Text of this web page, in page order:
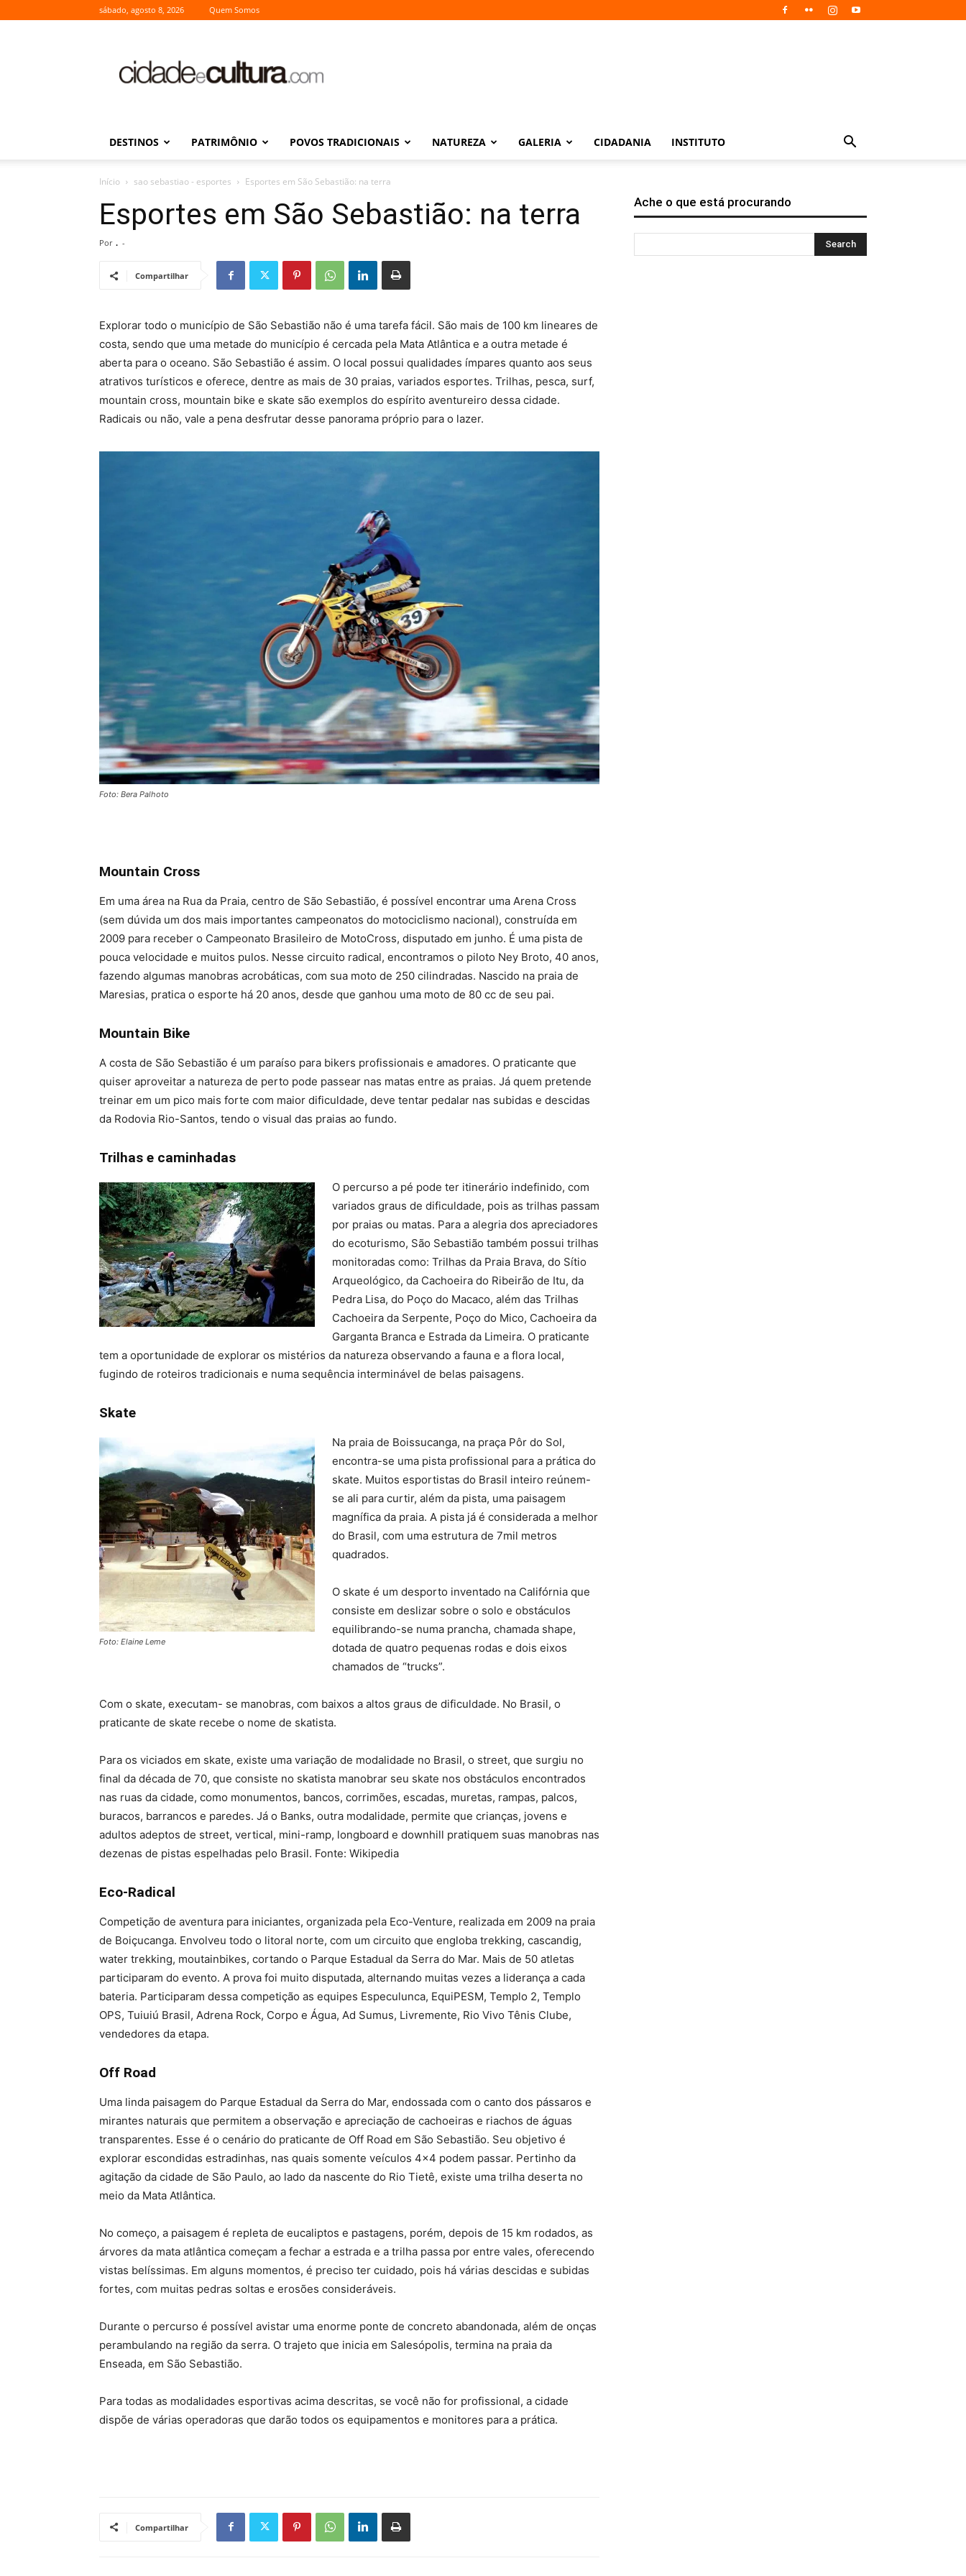
sábado, agosto 8, 2026 Quem Somos
Cultura
DESTINOS PATRIMÔNIO POVOS TRADICIONAIS NATUREZA GALERIA CIDADANIA INSTITUTO
Início sao sebastiao - esportes Esportes em São Sebastião: na terra
Esportes em São Sebastião: na terra
Por . -
Compartilhar
Explorar todo o município de São Sebastião não é uma tarefa fácil. São mais de 100 km lineares de
costa, sendo que uma metade do município é cercada pela Mata Atlântica e a outra metade é
aberta para o oceano. São Sebastião é assim. O local possui qualidades ímpares quanto aos seus
atrativos turísticos e oferece, dentre as mais de 30 praias, variados esportes. Trilhas, pesca, surf,
mountain cross, mountain bike e skate são exemplos do espírito aventureiro dessa cidade.
Radicais ou não, vale a pena desfrutar desse panorama próprio para o lazer.
Foto: Bera Palhoto
Mountain Cross
Em uma área na Rua da Praia, centro de São Sebastião, é possível encontrar uma Arena Cross
(sem dúvida um dos mais importantes campeonatos do motociclismo nacional), construída em
2009 para receber o Campeonato Brasileiro de MotoCross, disputado em junho. É uma pista de
pouca velocidade e muitos pulos. Nesse circuito radical, encontramos o piloto Ney Broto, 40 anos,
fazendo algumas manobras acrobáticas, com sua moto de 250 cilindradas. Nascido na praia de
Maresias, pratica o esporte há 20 anos, desde que ganhou uma moto de 80 cc de seu pai.
Mountain Bike
A costa de São Sebastião é um paraíso para bikers profissionais e amadores. O praticante que
quiser aproveitar a natureza de perto pode passear nas matas entre as praias. Já quem pretende
treinar em um pico mais forte com maior dificuldade, deve tentar pedalar nas subidas e descidas
da Rodovia Rio-Santos, tendo o visual das praias ao fundo.
Trilhas e caminhadas
O percurso a pé pode ter itinerário indefinido, com
variados graus de dificuldade, pois as trilhas passam
por praias ou matas. Para a alegria dos apreciadores
do ecoturismo, São Sebastião também possui trilhas
monitoradas como: Trilhas da Praia Brava, do Sítio
Arqueológico, da Cachoeira do Ribeirão de Itu, da
Pedra Lisa, do Poço do Macaco, além das Trilhas
Cachoeira da Serpente, Poço do Mico, Cachoeira da
Garganta Branca e Estrada da Limeira. O praticante
tem a oportunidade de explorar os mistérios da natureza observando a fauna e a flora local,
fugindo de roteiros tradicionais e numa sequência interminável de belas paisagens.
Skate
Foto: Elaine Leme
Na praia de Boissucanga, na praça Pôr do Sol,
encontra-se uma pista profissional para a prática do
skate. Muitos esportistas do Brasil inteiro reúnem-
se ali para curtir, além da pista, uma paisagem
magnífica da praia. A pista já é considerada a melhor
do Brasil, com uma estrutura de 7mil metros
quadrados.
O skate é um desporto inventado na Califórnia que
consiste em deslizar sobre o solo e obstáculos
equilibrando-se numa prancha, chamada shape,
dotada de quatro pequenas rodas e dois eixos
chamados de “trucks”.
Com o skate, executam- se manobras, com baixos a altos graus de dificuldade. No Brasil, o
praticante de skate recebe o nome de skatista.
Para os viciados em skate, existe uma variação de modalidade no Brasil, o street, que surgiu no
final da década de 70, que consiste no skatista manobrar seu skate nos obstáculos encontrados
nas ruas da cidade, como monumentos, bancos, corrimões, escadas, muretas, rampas, palcos,
buracos, barrancos e paredes. Já o Banks, outra modalidade, permite que crianças, jovens e
adultos adeptos de street, vertical, mini-ramp, longboard e downhill pratiquem suas manobras nas
dezenas de pistas espelhadas pelo Brasil. Fonte: Wikipedia
Eco-Radical
Competição de aventura para iniciantes, organizada pela Eco-Venture, realizada em 2009 na praia
de Boiçucanga. Envolveu todo o litoral norte, com um circuito que engloba trekking, cascandig,
water trekking, moutainbikes, cortando o Parque Estadual da Serra do Mar. Mais de 50 atletas
participaram do evento. A prova foi muito disputada, alternando muitas vezes a liderança a cada
bateria. Participaram dessa competição as equipes Especulunca, EquiPESM, Templo 2, Templo
OPS, Tuiuiú Brasil, Adrena Rock, Corpo e Água, Ad Sumus, Livremente, Rio Vivo Tênis Clube,
vendedores da etapa.
Off Road
Uma linda paisagem do Parque Estadual da Serra do Mar, endossada com o canto dos pássaros e
mirantes naturais que permitem a observação e apreciação de cachoeiras e riachos de águas
transparentes. Esse é o cenário do praticante de Off Road em São Sebastião. Seu objetivo é
explorar escondidas estradinhas, nas quais somente veículos 4×4 podem passar. Pertinho da
agitação da cidade de São Paulo, ao lado da nascente do Rio Tietê, existe uma trilha deserta no
meio da Mata Atlântica.
No começo, a paisagem é repleta de eucaliptos e pastagens, porém, depois de 15 km rodados, as
árvores da mata atlântica começam a fechar a estrada e a trilha passa por entre vales, oferecendo
vistas belíssimas. Em alguns momentos, é preciso ter cuidado, pois há várias descidas e subidas
fortes, com muitas pedras soltas e erosões consideráveis.
Durante o percurso é possível avistar uma enorme ponte de concreto abandonada, além de onças
perambulando na região da serra. O trajeto que inicia em Salesópolis, termina na praia da
Enseada, em São Sebastião.
Para todas as modalidades esportivas acima descritas, se você não for profissional, a cidade
dispõe de várias operadoras que darão todos os equipamentos e monitores para a prática.
Compartilhar
Ache o que está procurando